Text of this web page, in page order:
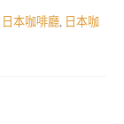
日本咖啡廳, 日本咖